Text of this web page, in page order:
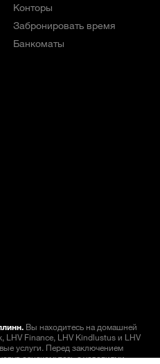
Конторы
Забронировать время
Банкоматы
Вы находитесь на домашней
LHV Finance, LHV Kindlustus и LHV
услуги. Перед заключением
ознакомьтесьс условиями